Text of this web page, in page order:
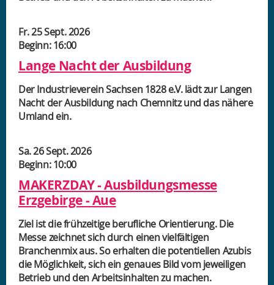
Fr. 25 Sept. 2026
Beginn: 16:00
Lange Nacht der Ausbildung
Der Industrieverein Sachsen 1828 e.V. lädt zur Langen
Nacht der Ausbildung nach Chemnitz und das nähere
Umland ein.
Sa. 26 Sept. 2026
Beginn: 10:00
MAKERZDAY - Ausbildungsmesse
Erzgebirge - Aue
Ziel ist die frühzeitige berufliche Orientierung. Die
Messe zeichnet sich durch einen vielfältigen
Branchenmix aus. So erhalten die potentiellen Azubis
die Möglichkeit, sich ein genaues Bild vom jeweiligen
Betrieb und den Arbeitsinhalten zu machen.